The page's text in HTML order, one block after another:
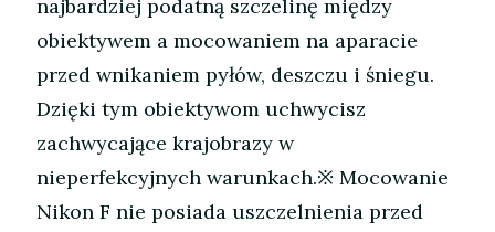
najbardziej podatną szczelinę między
obiektywem a mocowaniem na aparacie
przed wnikaniem pyłów, deszczu i śniegu.
Dzięki tym obiektywom uchwycisz
zachwycające krajobrazy w
nieperfekcyjnych warunkach.※ Mocowanie
Nikon F nie posiada uszczelnienia przed